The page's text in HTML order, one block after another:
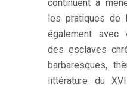
continuent à
les pratiques de
également avec
des esclaves
barbaresques,
littérature du